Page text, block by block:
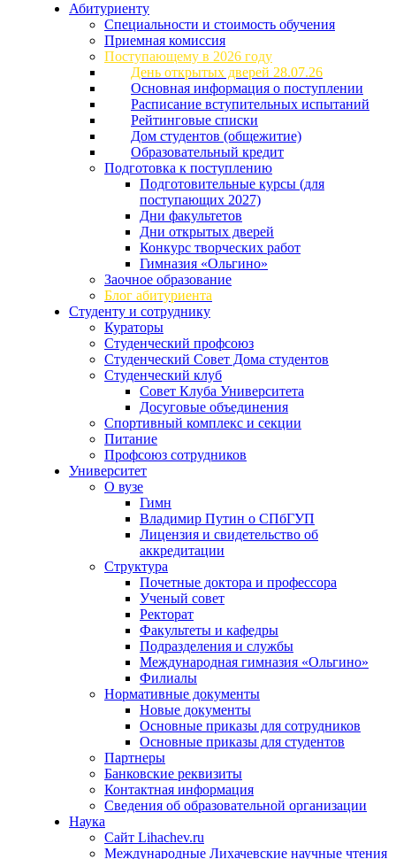
Абитуриенту
Специальности и стоимость обучения
Приемная комиссия
Поступающему в 2026 году
День открытых дверей 28.07.26
Основная информация о поступлении
Расписание вступительных испытаний
Рейтинговые списки
Дом студентов (общежитие)
Образовательный кредит
Подготовка к поступлению
Подготовительные курсы (для
поступающих 2027)
Дни факультетов
Дни открытых дверей
Конкурс творческих работ
Гимназия «Ольгино»
Заочное образование
Блог абитуриента
Студенту и сотруднику
Кураторы
Студенческий профсоюз
Студенческий Совет Дома студентов
Студенческий клуб
Совет Клуба Университета
Досуговые объединения
Спортивный комплекс и секции
Питание
Профсоюз сотрудников
Университет
О вузе
Гимн
Владимир Путин о СПбГУП
Лицензия и свидетельство об
аккредитации
Структура
Почетные доктора и профессора
Ученый совет
Ректорат
Факультеты и кафедры
Подразделения и службы
Международная гимназия «Ольгино»
Филиалы
Нормативные документы
Новые документы
Основные приказы для сотрудников
Основные приказы для студентов
Партнеры
Банковские реквизиты
Контактная информация
Сведения об образовательной организации
Наука
Сайт Lihachev.ru
Международные Лихачевские научные чтения